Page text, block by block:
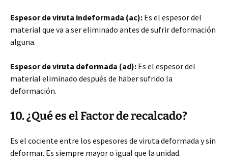
Espesor de viruta indeformada (ac): Es el espesor del
material que va a ser eliminado antes de sufrir deformación
alguna.
Espesor de viruta deformada (ad): Es el espesor del
material eliminado después de haber sufrido la
deformación.
10. ¿Qué es el Factor de recalcado?
Es el cociente entre los espesores de viruta deformada y sin
deformar. Es siempre mayor o igual que la unidad.